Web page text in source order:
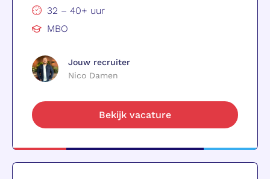
32 – 40+ uur
MBO
Jouw recruiter
Nico Damen
Bekijk vacature